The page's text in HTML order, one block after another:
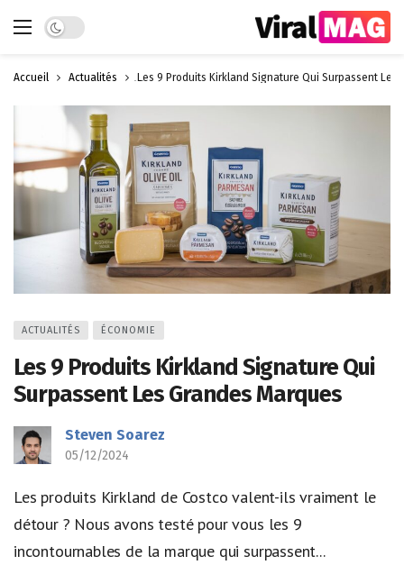
Dark mode
Accueil Actualités Les 9 Produits Kirkland Signature Qui Surpassent Les
ACTUALITÉS ÉCONOMIE
Les 9 Produits Kirkland Signature Qui
Surpassent Les Grandes Marques
Steven Soarez
05/12/2024
Les produits Kirkland de Costco valent-ils vraiment le
détour ? Nous avons testé pour vous les 9
incontournables de la marque qui surpassent...